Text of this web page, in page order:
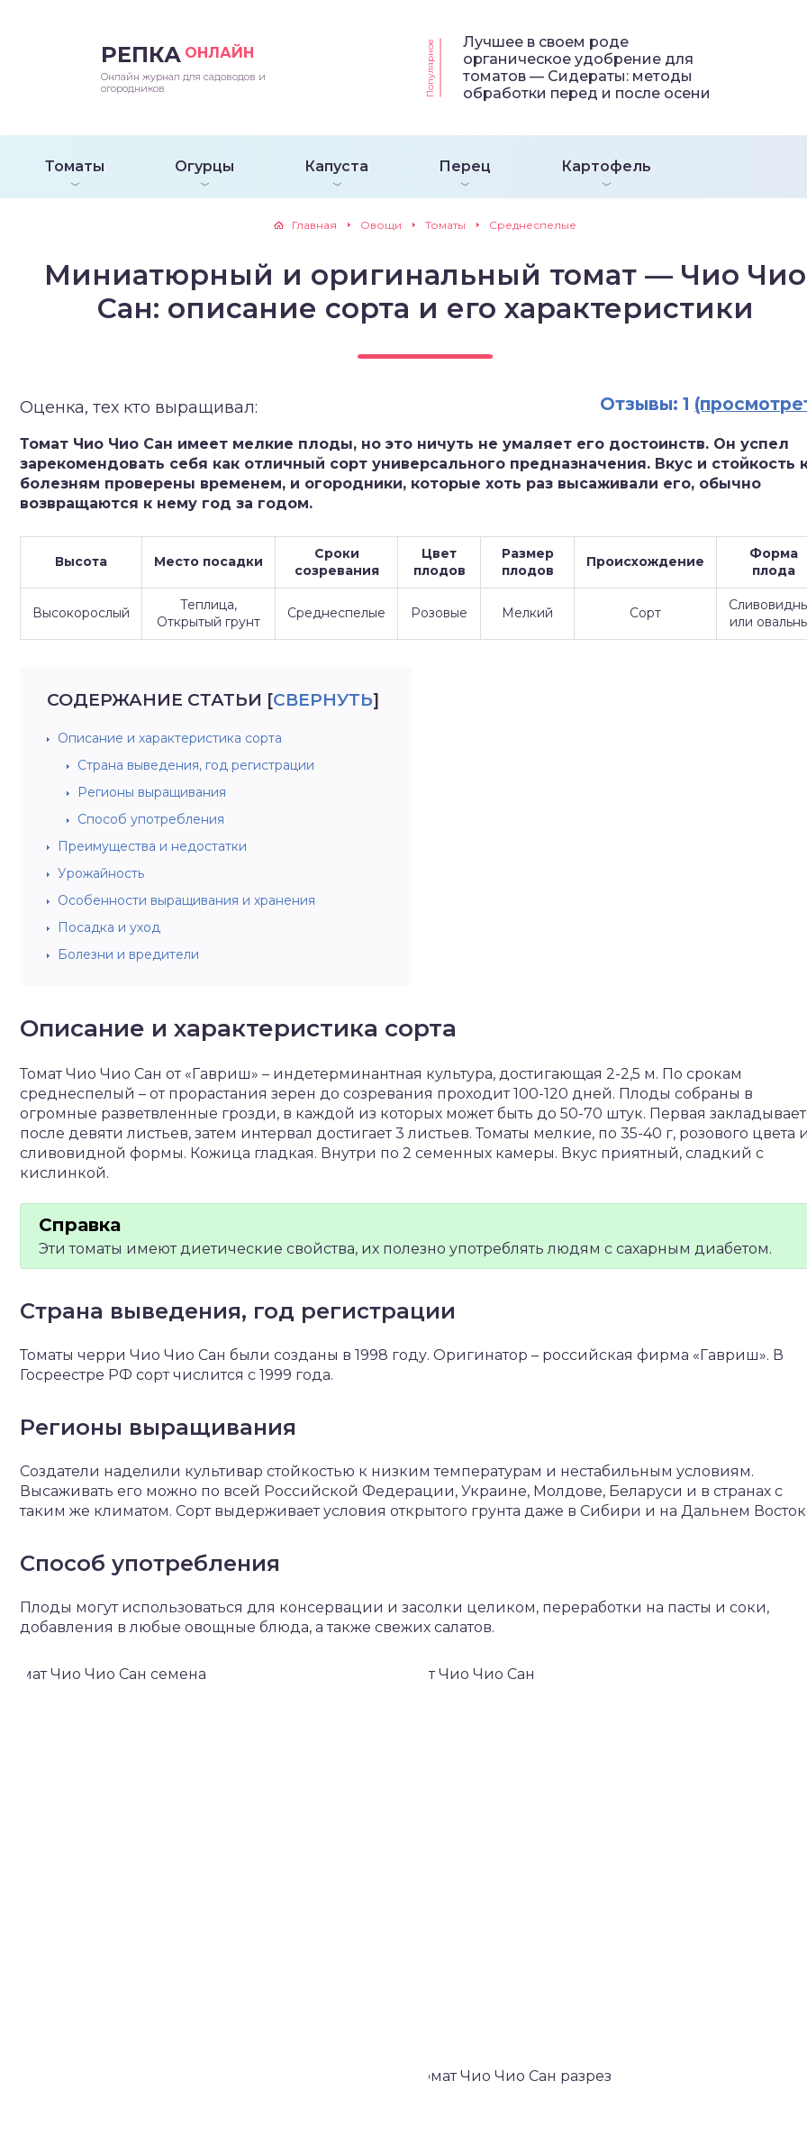
РЕПКА ОНЛАЙН
Онлайн журнал для садоводов и
огородников
Популярное
Лучшее в своем роде
органическое удобрение для
томатов — Сидераты: методы
обработки перед и после осени
Томаты Огурцы Капуста Перец Картофель
Главная Овощи Томаты Среднеспелые
Миниатюрный и оригинальный томат — Чио Чио
Сан: описание сорта и его характеристики
Оценка, тех кто выращивал: Отзывы: 1
Томат Чио Чио Сан имеет мелкие плоды, но это ничуть не умаляет его достоинств. Он успел
зарекомендовать себя как отличный сорт универсального предназначения. Вкус и стойкость
болезням проверены временем, и огородники, которые хоть раз высаживали его, обычно
возвращаются к нему год за годом.
Высота Место посадки
Сроки
созревания
Цвет
плодов
Размер
плодов
Происхождение
Форма
плода
Высокорослый
Теплица,
Открытый грунт
Среднеспелые Розовые Мелкий Сорт
или
СОДЕРЖАНИЕ СТАТЬИ [СВЕРНУТЬ]
Описание и характеристика сорта
Страна выведения, год регистрации
Регионы выращивания
Способ употребления
Преимущества и недостатки
Урожайность
Особенности выращивания и хранения
Посадка и уход
Болезни и вредители
Описание и характеристика сорта
Томат Чио Чио Сан от «Гавриш» – индетерминантная культура, достигающая 2-2,5 м. По срокам
среднеспелый – от прорастания зерен до созревания проходит 100-120 дней. Плоды собраны в
огромные разветвленные грозди, в каждой из которых может быть до 50-70 штук. Первая
после девяти листьев, затем интервал достигает 3 листьев. Томаты мелкие, по 35-40 г, розового цвета
сливовидной формы. Кожица гладкая. Внутри по 2 семенных камеры. Вкус приятный, сладкий с
кислинкой.
Эти томаты имеют диетические свойства, их полезно употреблять людям с сахарным диабетом.
Страна выведения, год регистрации
Томаты черри Чио Чио Сан были созданы в 1998 году. Оригинатор – российская фирма «Гавриш». В
Госреестре РФ сорт числится с 1999 года.
Регионы выращивания
Создатели наделили культивар стойкостью к низким температурам и нестабильным условиям.
Высаживать его можно по всей Российской Федерации, Украине, Молдове, Беларуси и в странах с
таким же климатом. Сорт выдерживает условия открытого грунта даже в Сибири и на Дальнем
Способ употребления
Плоды могут использоваться для консервации и засолки целиком, переработки на пасты и соки,
добавления в любые овощные блюда, а также свежих салатов.
и подкормки